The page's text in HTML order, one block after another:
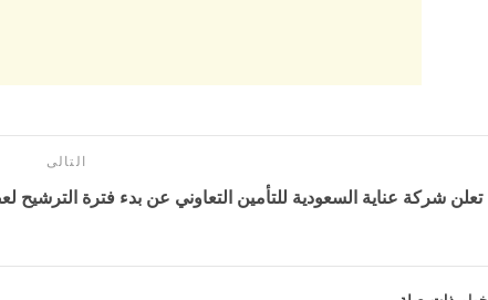
التالى
تعلن شركة عناية السعودية للتأمين التعاوني عن بدء فترة الترشيح لعضوية